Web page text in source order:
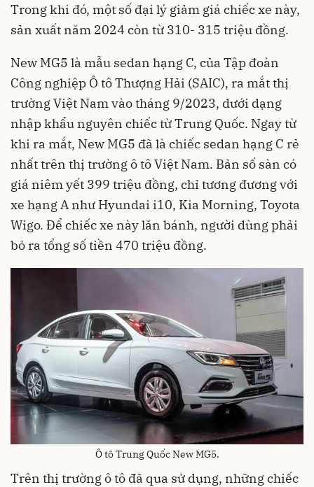
Trong khi đó, một số đại lý giảm giá chiếc xe này,
sản xuất năm 2024 còn từ 310- 315 triệu đồng.
New MG5 là mẫu sedan hạng C, của Tập đoàn
Công nghiệp Ô tô Thượng Hải (SAIC), ra mắt thị
trường Việt Nam vào tháng 9/2023, dưới dạng
nhập khẩu nguyên chiếc từ Trung Quốc. Ngay từ
khi ra mắt, New MG5 đã là chiếc sedan hạng C rẻ
nhất trên thị trường ô tô Việt Nam. Bản số sàn có
giá niêm yết 399 triệu đồng, chỉ tương đương với
xe hạng A như Hyundai i10, Kia Morning, Toyota
Wigo. Để chiếc xe này lăn bánh, người dùng phải
bỏ ra tổng số tiền 470 triệu đồng.
Ô tô Trung Quốc New MG5.
Trên thị trường ô tô đã qua sử dụng, những chiếc